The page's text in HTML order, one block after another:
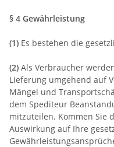
§ 4 Gewährleistung
(1) Es bestehen die
(2) Als Verbraucher
Lieferung umgehend auf
Mängel und
dem Spediteur
mitzuteilen. Kommen Sie
Auswirkung auf Ihre